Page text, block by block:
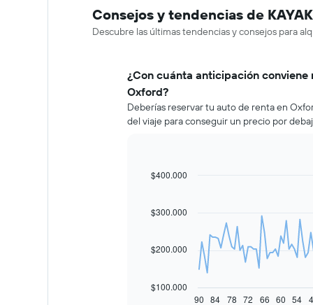
Consejos y tendencias de
Descubre las últimas tendencias y consejos para
¿Con cuánta anticipación
Oxford?
Deberías reservar tu auto de renta en
del viaje para conseguir un precio por
Line
91
data
El
gráfico
Chart
$100.000
$200.000
$300.000
$400.000
90 60
84 78 72 66 54